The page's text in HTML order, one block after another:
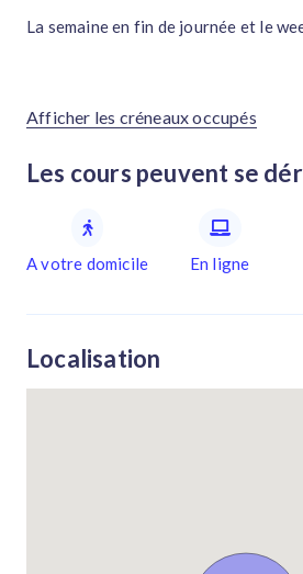
La semaine en fin de journée et le
Afficher les créneaux occupés
Les cours peuvent se
A votre domicile En ligne
Localisation